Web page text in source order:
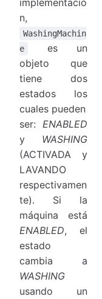
n,
WashingMachin
e
es un
objeto que
tiene dos
estados los
cuales pueden
ser: ENABLED
y WASHING
(ACTIVADA y
LAVANDO
respectivamen
te). Si la
máquina está
ENABLED, el
estado
cambia a
WASHING
usando un